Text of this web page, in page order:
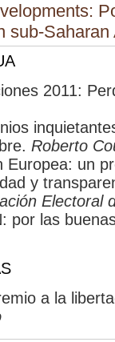
sub-Saharan
2011:
Roberto
Europea: un
y
Electoral
por las
a la